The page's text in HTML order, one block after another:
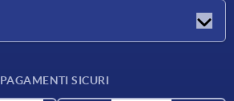
PAGAMENTI SICURI